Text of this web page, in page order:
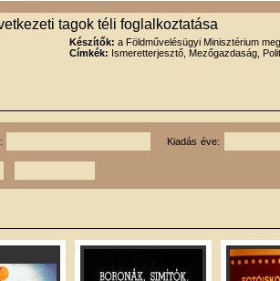
tagok téli foglalkoztatása
Készítők: a Földművelésügyi Minisztérium
Címkék: Ismeretterjesztő, Mezőgazdaság,
Kiadás éve: